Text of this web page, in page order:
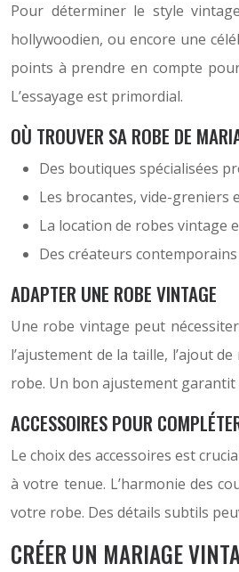
Pour déterminer le style
hollywoodien, ou encore une
points à prendre en compte
L’essayage est primordial.
OÙ TROUVER SA ROBE DE
Des boutiques spécialisées
Les brocantes, vide-greniers
La location de robes vintage
Des créateurs
ADAPTER UNE ROBE VINTAGE
Une robe vintage peut
l’ajustement de la taille, l’ajout
robe. Un bon ajustement
ACCESSOIRES POUR
Le choix des accessoires est
à votre tenue. L’harmonie des
votre robe. Des détails subtils
CRÉER UN MARIAGE